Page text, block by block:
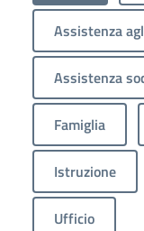
Assistenza
Assistenza
Famiglia
Istruzione
Ufficio